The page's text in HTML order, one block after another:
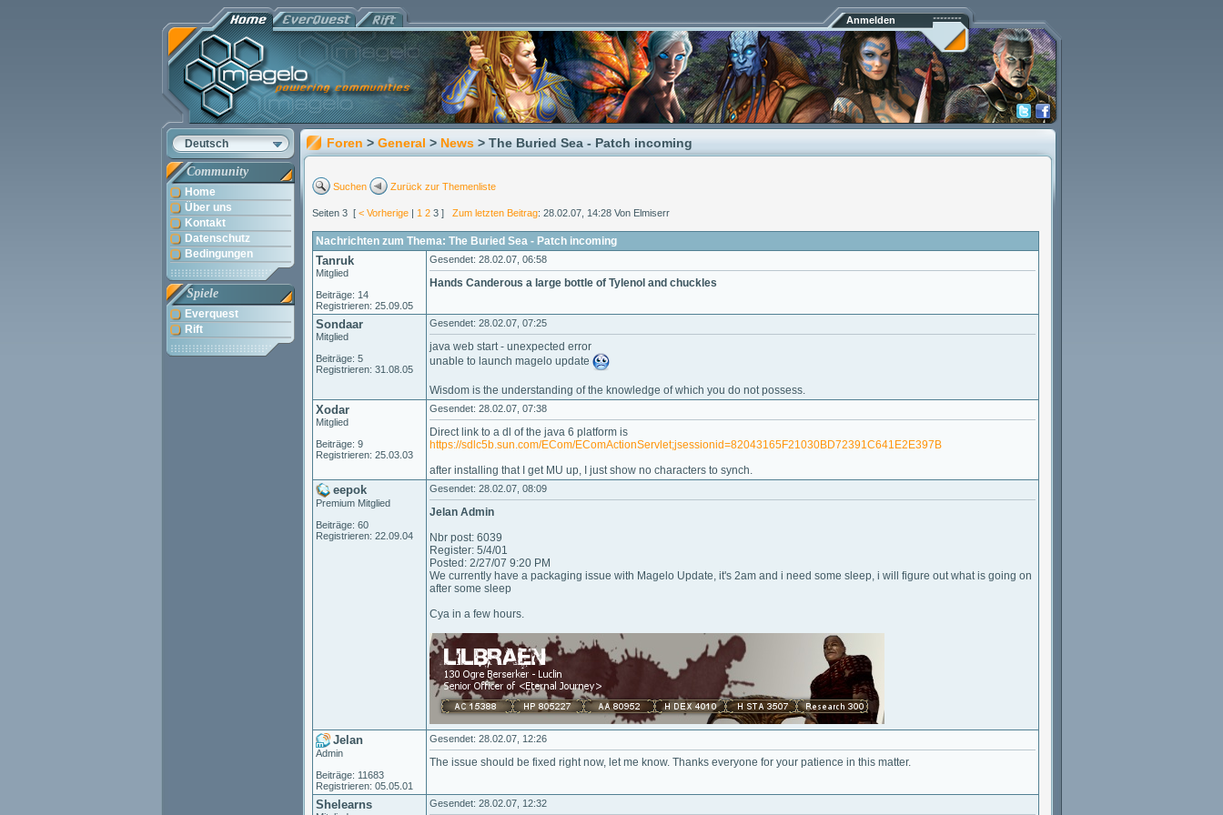
Anmelden
Deutsch
Community
Home
Über uns
Kontakt
Datenschutz
Bedingungen
Spiele
Everquest
Rift
Foren > General > News > The Buried Sea - Patch incoming
Suchen Zurück zur Themenliste
Seiten 3 [ < Vorherige | 1 2 3 ] Zum letzten Beitrag: 28.02.07, 14:28 Von Elmiserr
Nachrichten zum Thema: The Buried Sea - Patch incoming
Tanruk
Mitglied
Beiträge: 14
Registrieren: 25.09.05
Gesendet: 28.02.07, 06:58
Hands Canderous a large bottle of Tylenol and chuckles
Sondaar
Mitglied
Beiträge: 5
Registrieren: 31.08.05
Gesendet: 28.02.07, 07:25
java web start - unexpected error
unable to launch magelo update
Wisdom is the understanding of the knowledge of which you do not possess.
Xodar
Mitglied
Beiträge: 9
Registrieren: 25.03.03
Gesendet: 28.02.07, 07:38
Direct link to a dl of the java 6 platform is
https://sdlc5b.sun.com/ECom/EComActionServlet;jsessionid=82043165F21030BD72391C641E2E397B
after installing that I get MU up, I just show no characters to synch.
eepok
Premium Mitglied
Beiträge: 60
Registrieren: 22.09.04
Gesendet: 28.02.07, 08:09
Jelan Admin
Nbr post: 6039
Register: 5/4/01
Posted: 2/27/07 9:20 PM
We currently have a packaging issue with Magelo Update, it's 2am and i need some sleep, i will figure out what is going on
after some sleep
Cya in a few hours.
Jelan
Admin
Beiträge: 11683
Registrieren: 05.05.01
Gesendet: 28.02.07, 12:26
The issue should be fixed right now, let me know. Thanks everyone for your patience in this matter.
Shelearns Gesendet: 28.02.07, 12:32